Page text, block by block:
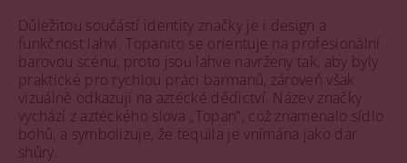
Důležitou součástí identity značky je i design a
funkčnost lahví. Topanito se orientuje na profesionální
barovou scénu, proto jsou lahve navrženy tak, aby byly
praktické pro rychlou práci barmanů, zároveň však
vizuálně odkazují na aztécké dědictví. Název značky
vychází z aztéckého slova „Topan“, což znamenalo sídlo
bohů, a symbolizuje, že tequila je vnímána jako dar
shůry.